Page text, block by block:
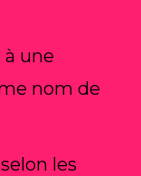
une
nom de
les